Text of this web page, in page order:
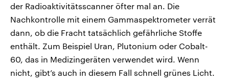
der Radioaktivitätsscanner öfter mal an. Die
Nachkontrolle mit einem Gammaspektrometer verrät
dann, ob die Fracht tatsächlich gefährliche Stoffe
enthält. Zum Beispiel Uran, Plutonium oder Cobalt-
60, das in Medizingeräten verwendet wird. Wenn
nicht, gibt’s auch in diesem Fall schnell grünes Licht.